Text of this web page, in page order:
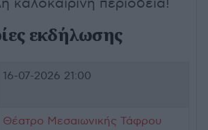
καλοκαιρινή περιοδεία!
εκδήλωσης
16-07-2026 21:00
Θέατρο Μεσαιωνικής Τάφρου